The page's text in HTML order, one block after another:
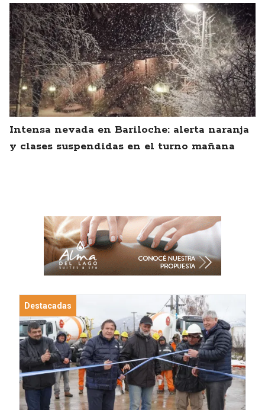
Intensa nevada en Bariloche: alerta naranja
y clases suspendidas en el turno mañana
Destacadas